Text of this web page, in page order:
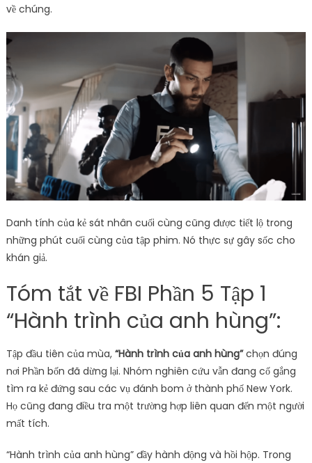
về chúng.
Danh tính của kẻ sát nhân cuối cùng cũng được tiết lộ trong
những phút cuối cùng của tập phim. Nó thực sự gây sốc cho
khán giả.
Tóm tắt về FBI Phần 5 Tập 1
“Hành trình của anh hùng”:
Tập đầu tiên của mùa, “Hành trình của anh hùng”chọn đúng
nơi Phần bốn đã dừng lại. Nhóm nghiên cứu vẫn đang cố gắng
tìm ra kẻ đứng sau các vụ đánh bom ở thành phố New York.
Họ cũng đang điều tra một trường hợp liên quan đến một người
mất tích.
“Hành trình của anh hùng” đầy hành động và hồi hộp. Trong